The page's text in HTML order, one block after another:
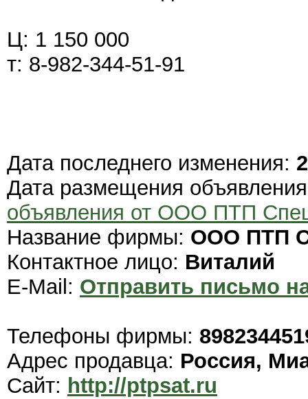
Ц: 1 150 000
т: 8-982-344-51-91
Дата последнего изменения:
Дата размещения
объявления от ООО ПТП
Название фирмы: ООО ПТП
Контактное лицо: Виталий
E-Mail: Отправить письмо
Телефоны фирмы:
Адрес продавца: Россия,
Сайт: http://ptpsat.ru